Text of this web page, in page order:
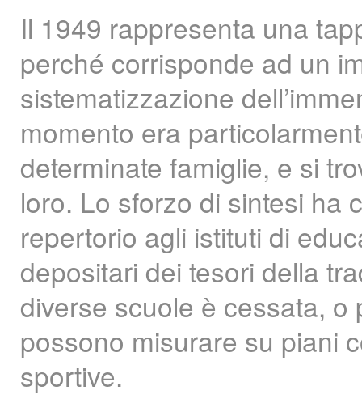
Il 1949 rappresenta una
perché corrisponde ad un
sistematizzazione
momento era
determinate famiglie, e si
loro. Lo sforzo di sintesi ha
repertorio agli istituti di
depositari dei tesori della
diverse scuole è cessata, o
possono misurare su piani
sportive.